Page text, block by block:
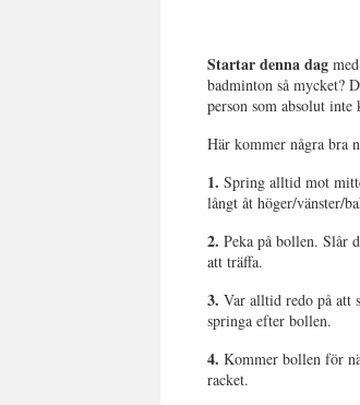
Startar denna dag
badminton så mycket?
person som absolut
Här kommer några bra
1. Spring alltid mot
långt åt höger/vänster/
2.Peka på bollen. Slår
att träffa.
3. Var alltid redo på att
springa efter bollen.
4. Kommer bollen för
racket.